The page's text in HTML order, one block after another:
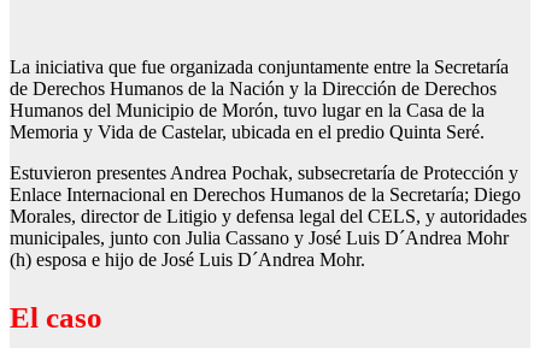
La iniciativa que fue organizada conjuntamente entre la Secretaría
de Derechos Humanos de la Nación y la Dirección de Derechos
Humanos del Municipio de Morón, tuvo lugar en la Casa de la
Memoria y Vida de Castelar, ubicada en el predio Quinta Seré.
Estuvieron presentes Andrea Pochak, subsecretaría de Protección y
Enlace Internacional en Derechos Humanos de la Secretaría; Diego
Morales, director de Litigio y defensa legal del CELS, y autoridades
municipales, junto con Julia Cassano y José Luis D´Andrea Mohr
(h) esposa e hijo de José Luis D´Andrea Mohr.
El caso